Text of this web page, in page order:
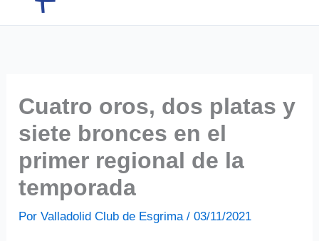
Cuatro oros, dos platas y
siete bronces en el
primer regional de la
temporada
PorValladolid Club de Esgrima/03/11/2021